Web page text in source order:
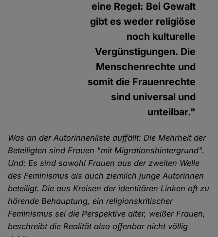
eine Regel: Bei Gewalt
gibt es weder religiöse
noch kulturelle
Vergünstigungen. Die
Menschenrechte und
somit die Frauenrechte
sind universal und
unteilbar."
Was an der Autorinnenliste auffällt: Die Mehrheit der
Beteiligten sind Frauen "mit Migrationshintergrund".
Und: Es sind sowohl Frauen aus der zweiten Welle
des Feminismus als auch ziemlich junge Autorinnen
beteiligt. Die aus Kreisen der identitären Linken oft zu
hörende Behauptung, ein religionskritischer
Feminismus sei die Perspektive alter, weißer Frauen,
beschreibt die Realität also offenbar nicht völlig